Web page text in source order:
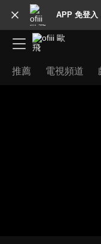
APP 免登入
推薦 電視頻道